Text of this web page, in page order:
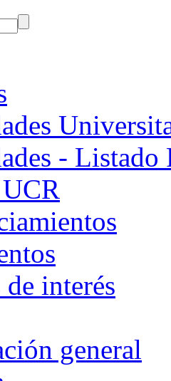
- Listado
de interés
general